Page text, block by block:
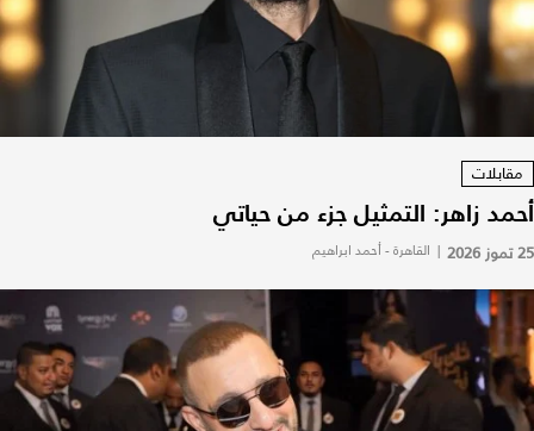
مقابلات
أحمد زاهر: التمثيل جزء من حياتي
25 تموز 2026 | القاهرة - أحمد ابراهيم